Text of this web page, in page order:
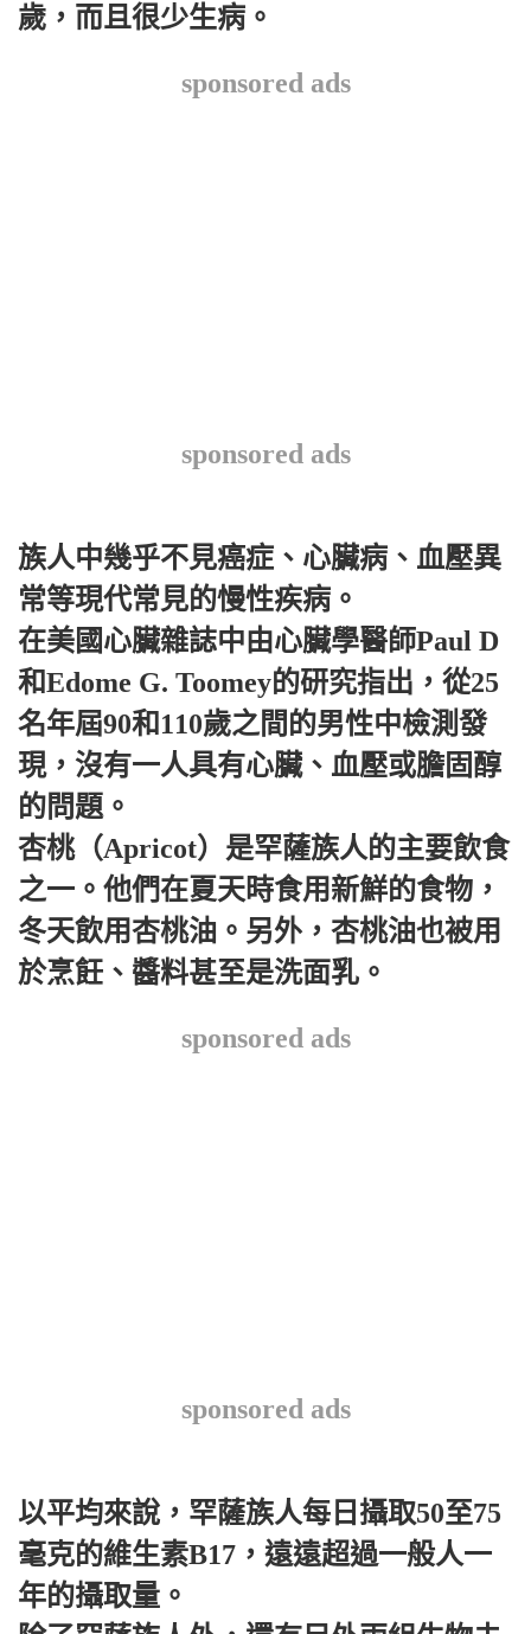
歲，而且很少生病。
sponsored ads
sponsored ads
族人中幾乎不見癌症、心臟病、血壓異
常等現代常見的慢性疾病。
在美國心臟雜誌中由心臟學醫師Paul D
和Edome G. Toomey的研究指出，從25
名年屆90和110歲之間的男性中檢測發
現，沒有一人具有心臟、血壓或膽固醇
的問題。
杏桃（Apricot）是罕薩族人的主要飲食
之一。他們在夏天時食用新鮮的食物，
冬天飲用杏桃油。另外，杏桃油也被用
於烹飪、醬料甚至是洗面乳。
sponsored ads
sponsored ads
以平均來說，罕薩族人每日攝取50至75
毫克的維生素B17，遠遠超過一般人一
年的攝取量。